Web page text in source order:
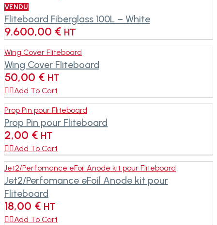
VENDU
Fliteboard Fiberglass 100L – White
9.600,00 € HT
Wing Cover Fliteboard
Wing Cover Fliteboard
50,00 € HT
Add To Cart
Prop Pin pour Fliteboard
Prop Pin pour Fliteboard
2,00 € HT
Add To Cart
Jet2/Perfomance eFoil Anode kit pour Fliteboard
Jet2/Perfomance eFoil Anode kit pour
Fliteboard
18,00 € HT
Add To Cart